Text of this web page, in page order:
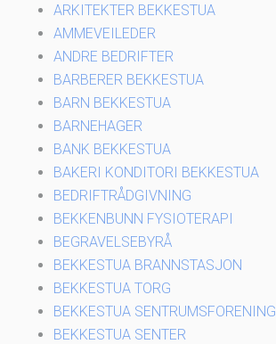
ARKITEKTER BEKKESTUA
AMMEVEILEDER
ANDRE BEDRIFTER
BARBERER BEKKESTUA
BARN BEKKESTUA
BARNEHAGER
BANK BEKKESTUA
BAKERI KONDITORI BEKKESTUA
BEDRIFTRÅDGIVNING
BEKKENBUNN FYSIOTERAPI
BEGRAVELSEBYRÅ
BEKKESTUA BRANNSTASJON
BEKKESTUA TORG
BEKKESTUA SENTRUMSFORENING
BEKKESTUA SENTER